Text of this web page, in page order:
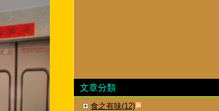
文章分類
食之有味(12)